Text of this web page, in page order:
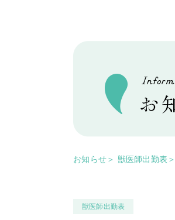
お知らせ＞ 獣医師出勤表 ＞
獣医師出勤表